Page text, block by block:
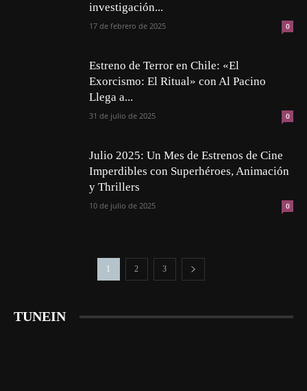
investigación...
17 de febrero de 2025 0
Estreno de Terror en Chile: «El
Exorcismo: El Ritual» con Al Pacino
Llega a...
31 de julio de 2025 0
Julio 2025: Un Mes de Estrenos de Cine
Imperdibles con Superhéroes, Animación
y Thrillers
10 de julio de 2025 0
1 2 3
TUNEIN